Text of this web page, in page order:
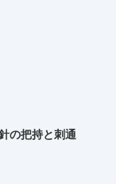
の把持と刺通